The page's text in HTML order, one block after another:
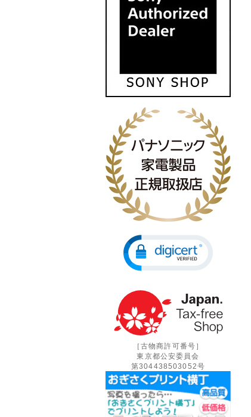
［古物商許可番号］
東京都公安委員会
第304438503052号